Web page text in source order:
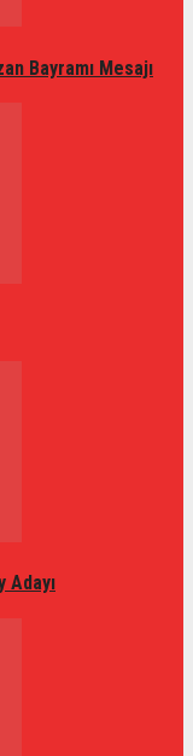
Bayramı Mesajı
Adayı